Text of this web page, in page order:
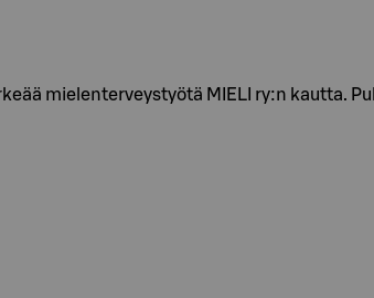
mielenterveystyötä MIELI ry:n kautta.